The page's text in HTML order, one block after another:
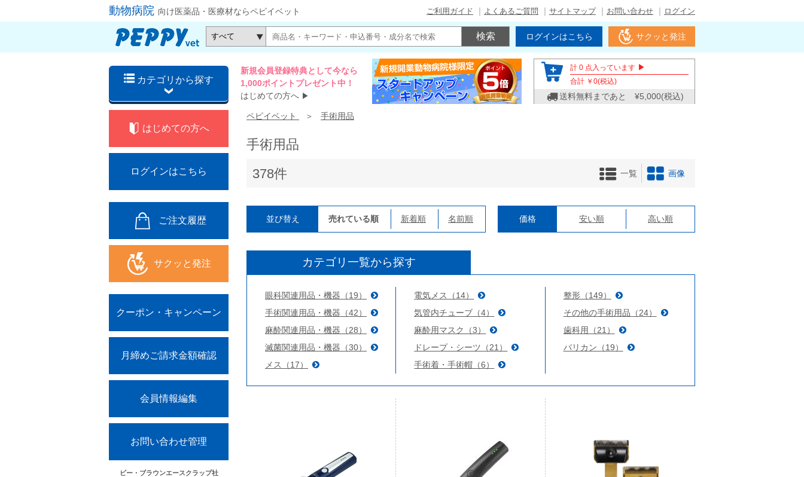
動物病院 向け医薬品・医療材ならペピイベット ご利用ガイド よくあるご質問 サイトマップ お問い合わせ ログイン
ログインはこちら サクッと発注
カテゴリから探す
新規会員登録特典として今なら
1,000ポイントプレゼント中！
はじめての方へ ▶
計 0 点入っています ▶
合計 ￥ 0(税込)
送料無料まであと ¥5,000(税込)
はじめての方へ
ログインはこちら
ご注文履歴
サクッと発注
クーポン・キャンペーン
月締めご請求金額確認
会員情報編集
お問い合わせ管理
ビー・ブラウンエースクラップ社
ペピイベット 手術用品
手術用品
378件
一覧 画像
並び替え 売れている順 新着順 名前順 価格 安い順 高い順
カテゴリ一覧から探す
眼科関連用品・機器（19）
手術関連用品・機器（42）
麻酔関連用品・機器（28）
滅菌関連用品・機器（30）
メス（17）
電気メス（14）
気管内チューブ（4）
麻酔用マスク（3）
ドレープ・シーツ（21）
手術着・手術帽（6）
整形（149）
その他の手術用品（24）
歯科用（21）
バリカン（19）